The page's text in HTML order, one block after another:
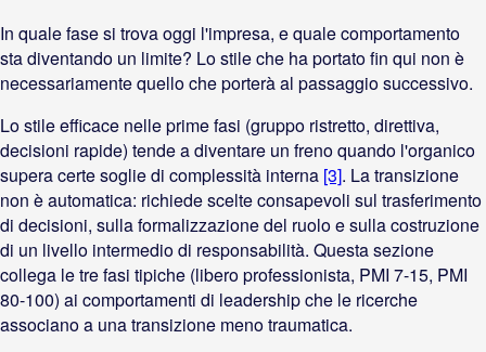
In quale fase si trova oggi l'impresa, e quale comportamento
sta diventando un limite? Lo stile che ha portato fin qui non è
necessariamente quello che porterà al passaggio successivo.
Lo stile efficace nelle prime fasi (gruppo ristretto, direttiva,
decisioni rapide) tende a diventare un freno quando l'organico
supera certe soglie di complessità interna [3]. La transizione
non è automatica: richiede scelte consapevoli sul trasferimento
di decisioni, sulla formalizzazione del ruolo e sulla costruzione
di un livello intermedio di responsabilità. Questa sezione
collega le tre fasi tipiche (libero professionista, PMI 7-15, PMI
80-100) ai comportamenti di leadership che le ricerche
associano a una transizione meno traumatica.